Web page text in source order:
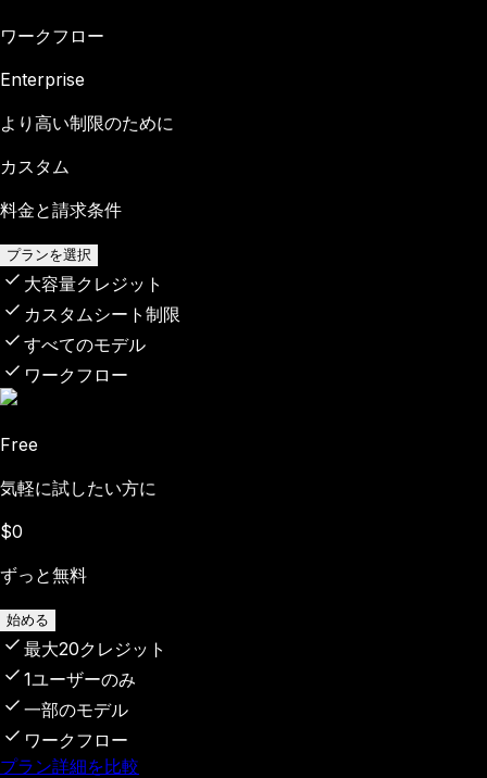
ワークフロー
Enterprise
より高い制限のために
カスタム
料金と請求条件
プランを選択
大容量クレジット
カスタムシート制限
すべてのモデル
ワークフロー
Free
気軽に試したい方に
$0
ずっと無料
始める
最大20クレジット
1ユーザーのみ
一部のモデル
ワークフロー
プラン詳細を比較